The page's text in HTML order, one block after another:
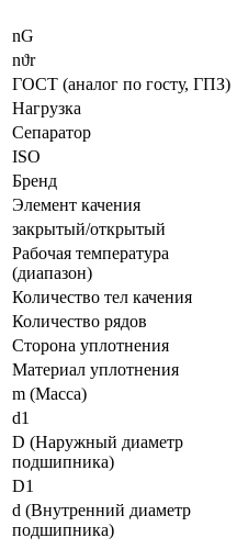
nG
nϑr
ГОСТ (аналог по госту, ГПЗ)
Нагрузка
Сепаратор
ISO
Бренд
Элемент качения
закрытый/открытый
Рабочая температура
(диапазон)
Количество тел качения
Количество рядов
Сторона уплотнения
Материал уплотнения
m (Масса)
d1
D (Наружный диаметр
подшипника)
D1
d (Внутренний диаметр
подшипника)